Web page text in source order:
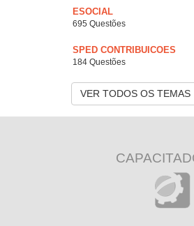
ESOCIAL
695 Questões
SPED CONTRIBUICOES
184 Questões
VER TODOS OS TEMAS